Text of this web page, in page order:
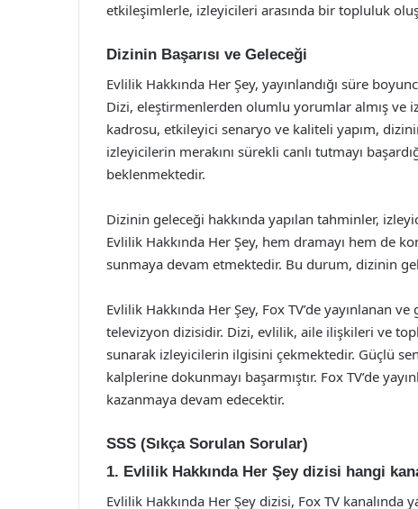
etkileşimlerle, izleyicileri arasında bir topluluk
Dizinin Başarısı ve Geleceği
Evlilik Hakkında Her Şey, yayınlandığı süre
Dizi, eleştirmenlerden olumlu yorumlar almış ve
kadrosu, etkileyici senaryo ve kaliteli yapım,
izleyicilerin merakını sürekli canlı tutmayı
beklenmektedir.
Dizinin geleceği hakkında yapılan tahminler,
Evlilik Hakkında Her Şey, hem dramayı hem de
sunmaya devam etmektedir. Bu durum, dizinin
Evlilik Hakkında Her Şey, Fox TV’de yayınlanan
televizyon dizisidir. Dizi, evlilik, aile ilişkileri ve
sunarak izleyicilerin ilgisini çekmektedir. Güçlü
kalplerine dokunmayı başarmıştır. Fox TV’de
kazanmaya devam edecektir.
SSS (Sıkça Sorulan Sorular)
1. Evlilik Hakkında Her Şey dizisi hangi
Evlilik Hakkında Her Şey dizisi, Fox TV kanalında